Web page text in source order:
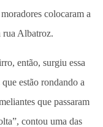
colocaram a
rua Albatroz.
então, surgiu essa
estão rondando a
que passaram
contou uma das